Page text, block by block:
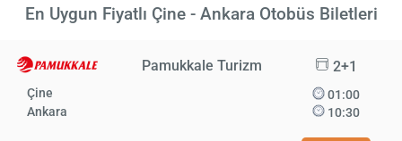
En Uygun Fiyatlı Çine - Ankara Otobüs Biletleri
Pamukkale Turizm 2+1
Çine
Ankara
01:00
10:30